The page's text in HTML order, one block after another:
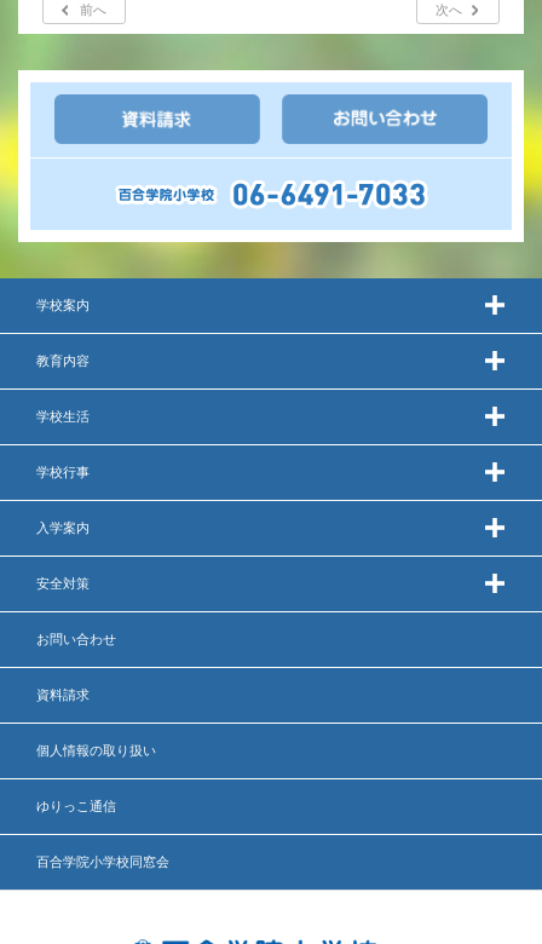
前へ 次へ
学校案内
教育内容
学校生活
学校行事
入学案内
安全対策
お問い合わせ
資料請求
個人情報の取り扱い
ゆりっこ通信
百合学院小学校同窓会
新入生募集要項
入学金・学費
優遇制度
転編入試験について
保護者の声・入試関連よくある質問
安全・防災教育
警報などの対応